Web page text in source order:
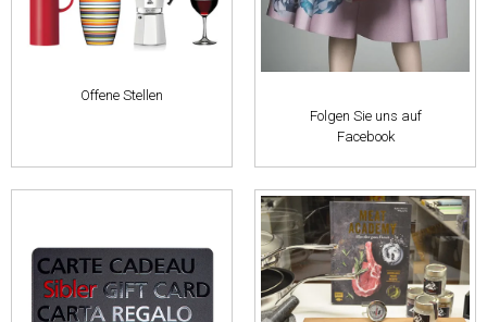
Offene Stellen
Folgen Sie uns auf
Facebook